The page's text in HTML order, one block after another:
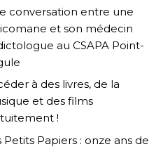
conversation entre une
et son médecin
au CSAPA Point-
à des livres, de la
et des films
!
Petits Papiers : onze ans de